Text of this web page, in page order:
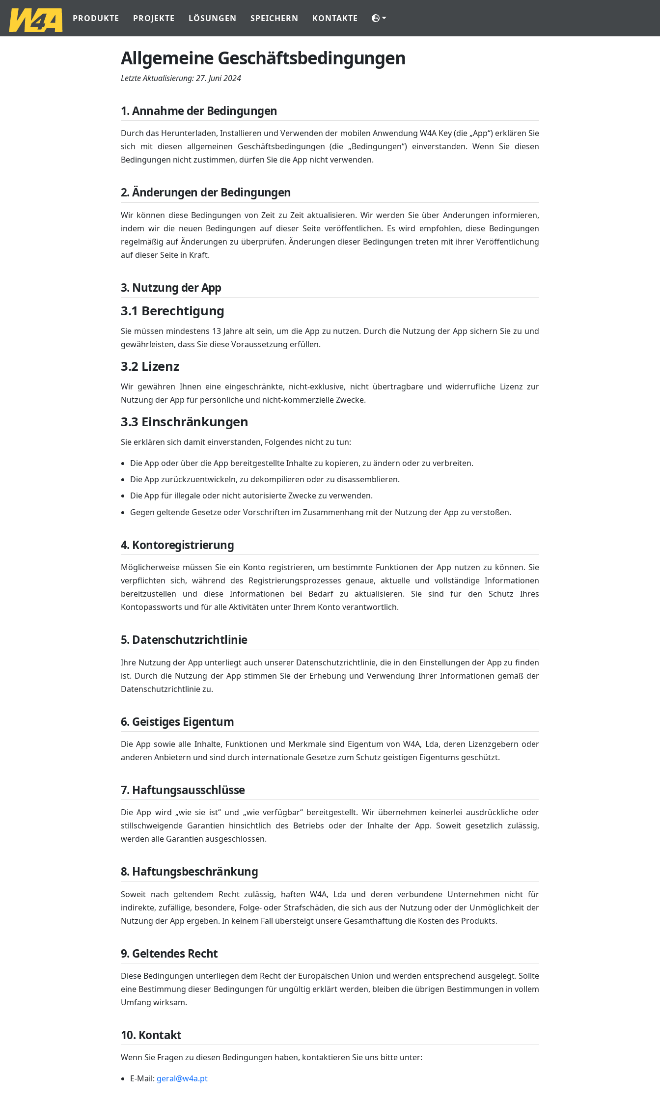
PRODUKTE PROJEKTE LÖSUNGEN SPEICHERN KONTAKTE
Allgemeine Geschäftsbedingungen
Letzte Aktualisierung:27. Juni 2024
1. Annahme der Bedingungen
Durch das Herunterladen, Installieren und Verwenden der mobilen Anwendung W4A Key (die „App“) erklären Sie
sich mit diesen allgemeinen Geschäftsbedingungen (die „Bedingungen“) einverstanden. Wenn Sie diesen
Bedingungen nicht zustimmen, dürfen Sie die App nicht verwenden.
2. Änderungen der Bedingungen
Wir können diese Bedingungen von Zeit zu Zeit aktualisieren. Wir werden Sie über Änderungen informieren,
indem wir die neuen Bedingungen auf dieser Seite veröffentlichen. Es wird empfohlen, diese Bedingungen
regelmäßig auf Änderungen zu überprüfen. Änderungen dieser Bedingungen treten mit ihrer Veröffentlichung
auf dieser Seite in Kraft.
3. Nutzung der App
3.1 Berechtigung
Sie müssen mindestens 13 Jahre alt sein, um die App zu nutzen. Durch die Nutzung der App sichern Sie zu und
gewährleisten, dass Sie diese Voraussetzung erfüllen.
3.2 Lizenz
Wir gewähren Ihnen eine eingeschränkte, nicht-exklusive, nicht übertragbare und widerrufliche Lizenz zur
Nutzung der App für persönliche und nicht-kommerzielle Zwecke.
3.3 Einschränkungen
Sie erklären sich damit einverstanden, Folgendes nicht zu tun:
Die App oder über die App bereitgestellte Inhalte zu kopieren, zu ändern oder zu verbreiten.
Die App zurückzuentwickeln, zu dekompilieren oder zu disassemblieren.
Die App für illegale oder nicht autorisierte Zwecke zu verwenden.
Gegen geltende Gesetze oder Vorschriften im Zusammenhang mit der Nutzung der App zu verstoßen.
4. Kontoregistrierung
Möglicherweise müssen Sie ein Konto registrieren, um bestimmte Funktionen der App nutzen zu können. Sie
verpflichten sich, während des Registrierungsprozesses genaue, aktuelle und vollständige Informationen
bereitzustellen und diese Informationen bei Bedarf zu aktualisieren. Sie sind für den Schutz Ihres
Kontopassworts und für alle Aktivitäten unter Ihrem Konto verantwortlich.
5. Datenschutzrichtlinie
Ihre Nutzung der App unterliegt auch unserer Datenschutzrichtlinie, die in den Einstellungen der App zu finden
ist. Durch die Nutzung der App stimmen Sie der Erhebung und Verwendung Ihrer Informationen gemäß der
Datenschutzrichtlinie zu.
6. Geistiges Eigentum
Die App sowie alle Inhalte, Funktionen und Merkmale sind Eigentum von W4A, Lda, deren Lizenzgebern oder
anderen Anbietern und sind durch internationale Gesetze zum Schutz geistigen Eigentums geschützt.
7. Haftungsausschlüsse
Die App wird „wie sie ist“ und „wie verfügbar“ bereitgestellt. Wir übernehmen keinerlei ausdrückliche oder
stillschweigende Garantien hinsichtlich des Betriebs oder der Inhalte der App. Soweit gesetzlich zulässig,
werden alle Garantien ausgeschlossen.
8. Haftungsbeschränkung
Soweit nach geltendem Recht zulässig, haften W4A, Lda und deren verbundene Unternehmen nicht für
indirekte, zufällige, besondere, Folge- oder Strafschäden, die sich aus der Nutzung oder der Unmöglichkeit der
Nutzung der App ergeben. In keinem Fall übersteigt unsere Gesamthaftung die Kosten des Produkts.
9. Geltendes Recht
Diese Bedingungen unterliegen dem Recht der Europäischen Union und werden entsprechend ausgelegt. Sollte
eine Bestimmung dieser Bedingungen für ungültig erklärt werden, bleiben die übrigen Bestimmungen in vollem
Umfang wirksam.
10. Kontakt
Wenn Sie Fragen zu diesen Bedingungen haben, kontaktieren Sie uns bitte unter:
E-Mail: geral@w4a.pt